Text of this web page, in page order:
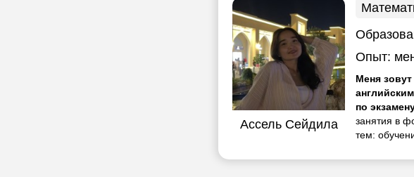
Ассель Сейдила
Опыт:
Меня
по
занятия в
тем: